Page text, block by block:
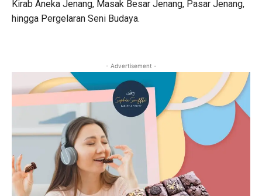
Kirab Aneka Jenang, Masak Besar Jenang, Pasar Jenang,
hingga Pergelaran Seni Budaya.
- Advertisement -